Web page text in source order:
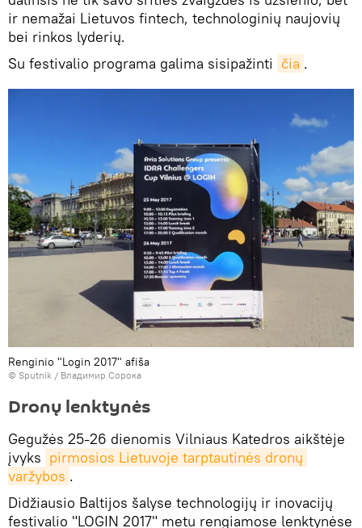
ir nemažai Lietuvos fintech, technologinių naujovių
bei rinkos lyderių.
Su festivalio programa galima sisipažinti čia .
Renginio "Login 2017" afiša
© Sputnik / Владимир Сорока
Dronų lenktynės
Gegužės 25-26 dienomis Vilniaus Katedros aikštėje
įvyks pirmosios Lietuvoje tarptautinės dronų
varžybos .
Didžiausio Baltijos šalyse technologijų ir inovacijų
festivalio "LOGIN 2017" metu rengiamose lenktynėse